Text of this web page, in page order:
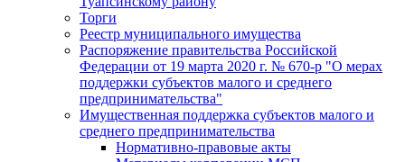
Торги
Реестр муниципального имущества
Распоряжение правительства Российской
Федерации от 19 марта 2020 г. № 670-р "О мерах
поддержки субъектов малого и среднего
предпринимательства"
Имущественная поддержка субъектов малого и
среднего предпринимательства
Нормативно-правовые акты